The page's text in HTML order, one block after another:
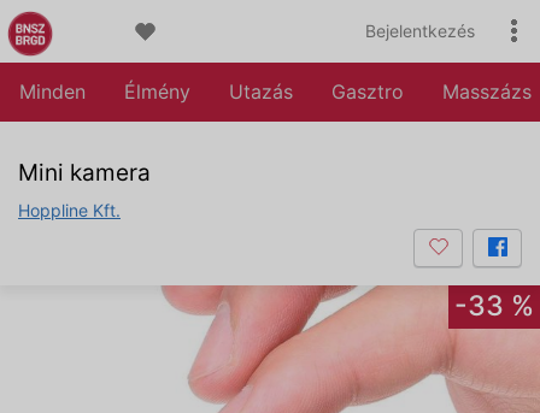
Bejelentkezés
Minden Élmény Utazás Gasztro Masszázs
Mini kamera
Hoppline Kft.
-33 %